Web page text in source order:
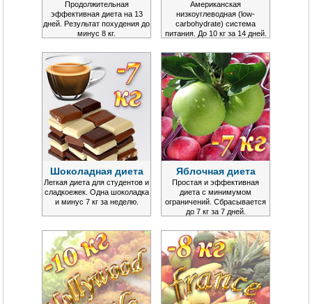
Продолжительная
эффективная диета на 13
дней. Результат похудения до
минус 8 кг.
Американская
низкоуглеводная (low-
carbohydrate) система
питания. До 10 кг за 14 дней.
Шоколадная диета
Легкая диета для студентов и
сладкоежек. Одна шоколадка
и минус 7 кг за неделю.
Яблочная диета
Простая и эффективная
диета с минимумом
ограничений. Сбрасывается
до 7 кг за 7 дней.